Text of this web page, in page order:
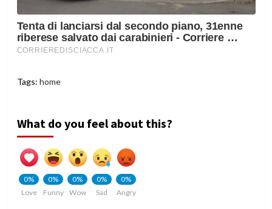
Tags: home
What do you feel about this?
0%
Love
0%
Funny
0%
Wow
0%
Sad
0%
Angry